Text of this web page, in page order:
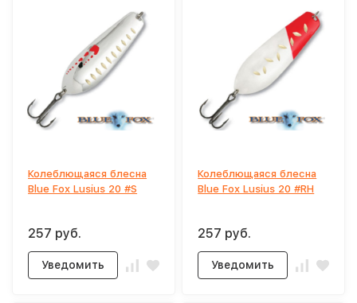
Колеблющаяся блесна
Blue Fox Lusius 20 #S
257 руб.
Уведомить
Колеблющаяся блесна
Blue Fox Lusius 20 #RH
257 руб.
Уведомить